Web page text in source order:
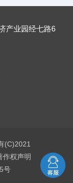
产业园经七路6
(C)2021
作权声明
号